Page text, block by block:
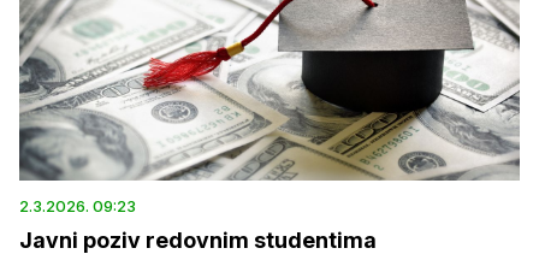
2.3.2026. 09:23
Javni poziv redovnim studentima